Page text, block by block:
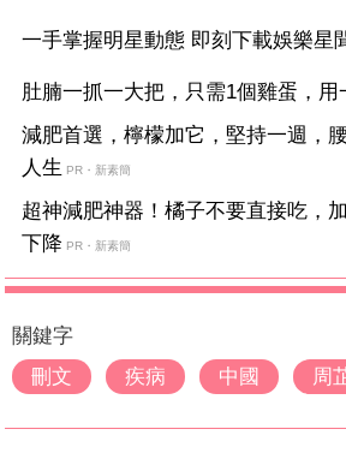
一手掌握明星動態 即刻下載娛樂星
肚腩一抓一大把，只需1個雞蛋，用
減肥首選，檸檬加它，堅持一週，
人生 PR・新素簡
超神減肥神器！橘子不要直接吃，
下降 PR・新素簡
關鍵字
刪文
疾病 中國 周